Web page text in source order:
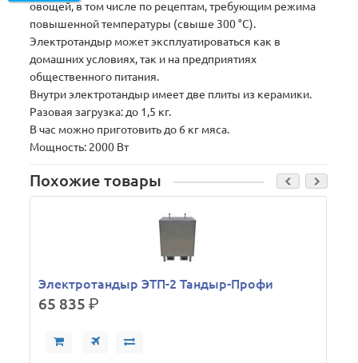
овощей, в том числе по рецептам, требующим режима
повышенной температуры (свыше 300 °С).
Электротандыр может эксплуатироваться как в
домашних условиях, так и на предприятиях
общественного питания.
Внутри электротандыр имеет две плиты из керамики.
Разовая загрузка: до 1,5 кг.
В час можно приготовить до 6 кг мяса.
Мощность: 2000 Вт
Похожие товары
Электротандыр ЭТП-2 Тандыр-Профи
65 835р.